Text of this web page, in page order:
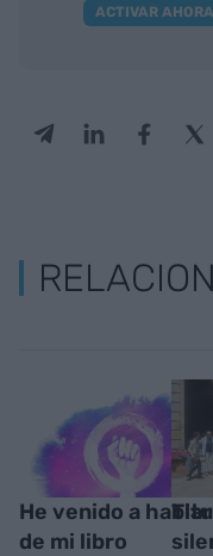
ACTIVAR AHORA
He venido a hablar
de mi libro